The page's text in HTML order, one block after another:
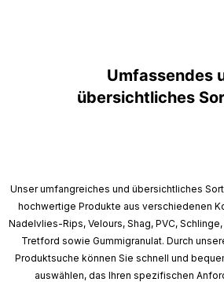
Umfassendes
übersichtliches
Unser umfangreiches und übersichtliches
hochwertige Produkte aus verschiedenen
Nadelvlies-Rips, Velours, Shag, PVC,
Tretford sowie Gummigranulat. Durch
Produktsuche können Sie schnell und
auswählen, das Ihren spezifischen